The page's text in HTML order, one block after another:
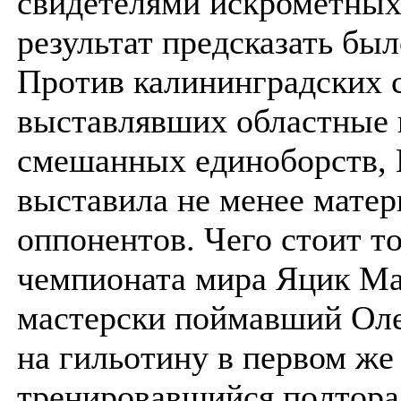
результат предсказать
Против калининградских
выставлявших областные
смешанных
выставила не менее
оппонентов. Чего стоит
чемпионата мира Яцик
мастерски поймавший
на гильотину в первом